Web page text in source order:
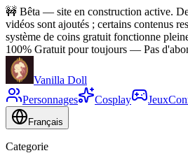
🚧 Bêta — site en construction active.
vidéos sont ajoutés ; certains contenus
système de coins gratuit fonctionne
100% Gratuit pour toujours — Pas
Vanilla Doll
Personnages
Cosplay Jeux
Français
Categorie